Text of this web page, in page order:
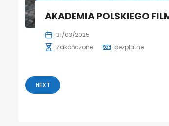
AKADEMIA POLSKIEGO
31/03/2025
Zakończone
bezpłatne
NEXT